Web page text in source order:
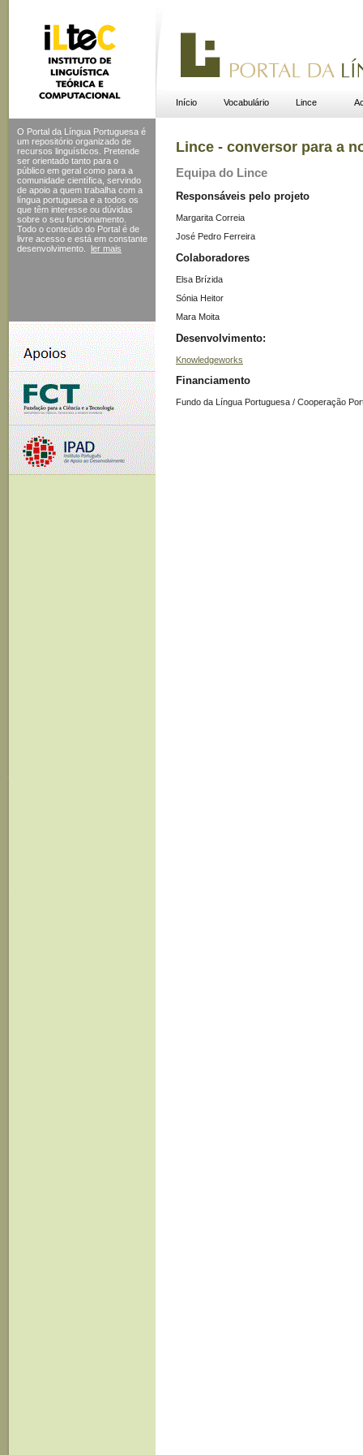
Início Vocabulário Lince
O Portal da Língua Portuguesa é
um repositório organizado de
recursos linguísticos. Pretende
ser orientado tanto para o
público em geral como para a
comunidade científica, servindo
de apoio a quem trabalha com a
língua portuguesa e a todos os
que têm interesse ou dúvidas
sobre o seu funcionamento.
Todo o conteúdo do Portal é de
livre acesso e está em constante
desenvolvimento.
ler mais
Lince - conversor para a
Equipa do Lince
Responsáveis pelo projeto
Margarita Correia
José Pedro Ferreira
Colaboradores
Elsa Brízida
Sónia Heitor
Mara Moita
Desenvolvimento:
Knowledgeworks
Financiamento
Fundo da Língua Portuguesa / Cooperação